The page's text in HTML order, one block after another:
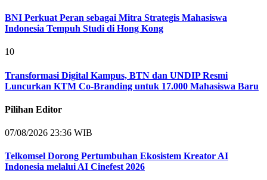
BNI Perkuat Peran sebagai Mitra Strategis Mahasiswa
Indonesia Tempuh Studi di Hong Kong
10
Transformasi Digital Kampus, BTN dan UNDIP Resmi
Luncurkan KTM Co-Branding untuk 17.000 Mahasiswa Baru
Pilihan Editor
07/08/2026 23:36 WIB
Telkomsel Dorong Pertumbuhan Ekosistem Kreator AI
Indonesia melalui AI Cinefest 2026